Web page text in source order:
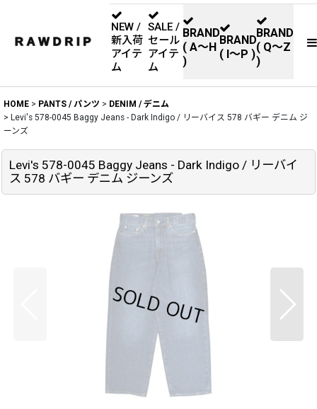
NEW /
新入荷
アイテ
ム
SALE /
セール
アイテ
ム
BRAND
( A〜H
)
BRAND
( I〜P )
BRAND
( Q〜Z
)
HOME > PANTS / パンツ > DENIM / デニム
> Levi's 578-0045 Baggy Jeans - Dark Indigo / リーバイス 578 バギー デニム ジ
ーンズ
Levi's 578-0045 Baggy Jeans - Dark Indigo / リーバイ
ス 578 バギー デニム ジーンズ